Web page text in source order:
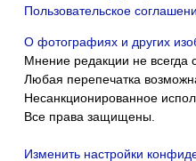
Пользовательское
О фотографиях и других
Мнение редакции не всегда
Любая перепечатка
Несанкционированное
Все права защищены.
Изменить настройки